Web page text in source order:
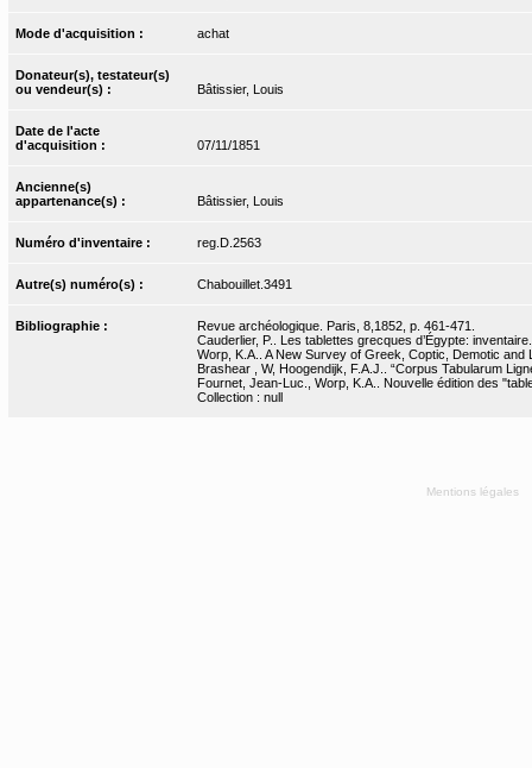
Mode d'acquisition : achat
Donateur(s), testateur(s)
ou vendeur(s) :
Bâtissier, Louis
Date de l'acte
d'acquisition :
07/11/1851
Ancienne(s)
appartenance(s) :
Bâtissier, Louis
Numéro d'inventaire : reg.D.2563
Autre(s) numéro(s) : Chabouillet.3491
Bibliographie :
Revue archéologique. Paris, 8,1852, p. 461-471.
Cauderlier, P.. Les tablettes grecques d’Égypte:
Worp, K.A.. A New Survey of Greek, Coptic, Demotic
Brashear , W, Hoogendijk, F.A.J.. “Corpus Tabularum
Fournet, Jean-Luc., Worp, K.A.. Nouvelle édition des
Collection : null
Mentions légales